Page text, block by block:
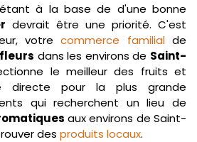
à la base de d'une bonne
devrait être une priorité. C'est
votrecommerce familialde
dans les environs de Saint-
le meilleur des fruits et
directe pour la plus grande
qui recherchent un lieu de
aux environs de Saint-
des produits locaux.